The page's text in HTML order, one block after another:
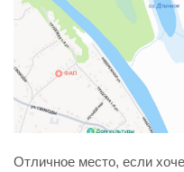
Отличное место, если